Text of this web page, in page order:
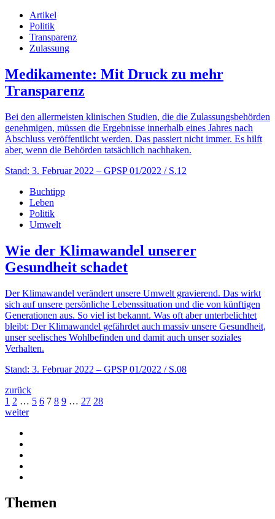
Artikel
Politik
Transparenz
Zulassung
Medikamente: Mit Druck zu mehr
Transparenz
Bei den allermeisten klinischen Studien, die die Zulassungsbehörden
genehmigen, müssen die Ergebnisse innerhalb eines Jahres nach
Abschluss veröffentlicht werden. Das passiert nicht immer. Es hilft
aber, wenn die Behörden tatsächlich nachhaken.
Stand: 3. Februar 2022 – GPSP 01/2022 / S.12
Buchtipp
Leben
Politik
Umwelt
Wie der Klimawandel unserer
Gesundheit schadet
Der Klimawandel verändert unsere Umwelt gravierend. Das wirkt
sich auf unsere persönliche Lebenssituation und die von künftigen
Generationen aus. So viel ist bekannt. Was oft aber unterbelichtet
bleibt: Der Klimawandel gefährdet auch massiv unsere Gesundheit,
unser seelisches Wohlbefinden und damit auch unser soziales
Verhalten.
Stand: 3. Februar 2022 – GPSP 01/2022 / S.08
zurück
1 2 … 5 6 7 8 9 … 27 28
weiter
Themen